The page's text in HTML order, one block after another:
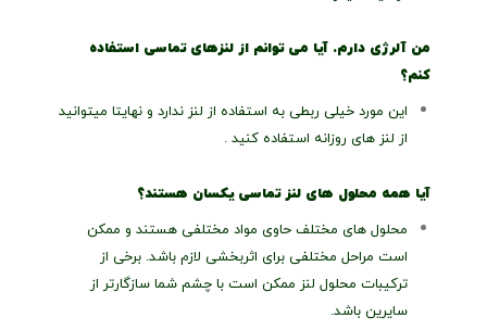
من آلرژی دارم. آیا می توانم از لنزهای تماسی استفاده
کنم؟
این مورد خیلی ربطی به استفاده از لنز ندارد و نهایتا میتوانید
از لنز های روزانه استفاده کنید .
آیا همه محلول های لنز تماسی یکسان هستند؟
محلول های مختلف حاوی مواد مختلفی هستند و ممکن
است مراحل مختلفی برای اثربخشی لازم باشد. برخی از
ترکیبات محلول لنز ممکن است با چشم شما سازگارتر از
سایرین باشد.